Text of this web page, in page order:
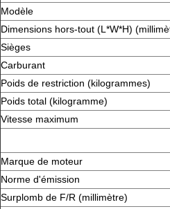
Modèle
Dimensions hors-tout (L*W*H)
Sièges
Carburant
Poids de restriction (kilogrammes)
Poids total (kilogramme)
Vitesse maximum
Marque de moteur
Norme d'émission
Surplomb de F/R (millimètre)